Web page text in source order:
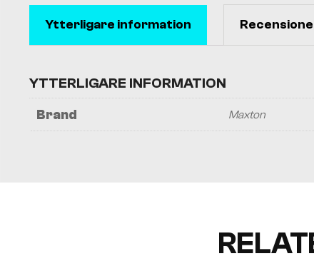
Ytterligare information
YTTERLIGARE INFORMATION
Brand Maxton